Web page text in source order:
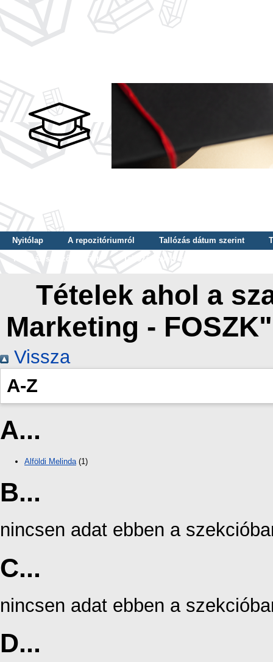
Nyitólap A repozitóriumról Tallózás dátum szerint
Tallózás szerző szerint
Tallózás nyelv szerint
Tételek ahol a
Marketing -
Vissza
A-Z
A...
Alföldi Melinda(1)
B...
nincsen adat ebben a
C...
nincsen adat ebben a
D...